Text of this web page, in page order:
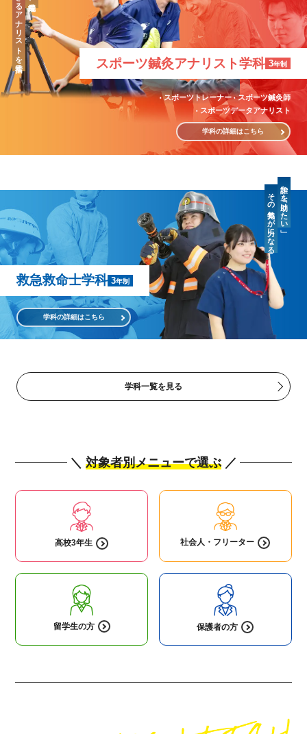
スポーツ鍼灸アナリスト学科 3年制
スポーツトレーナー
スポーツ鍼灸師
スポーツデータアナリスト
学科の詳細はこちら
救急救命士学科 3年制
学科の詳細はこちら
誰かを「助けたい」
その気持ちが力になる
学科一覧を見る
＼ 対象者別メニューで選ぶ ／
高校3年生 社会人・ フリーター
留学生の方 保護者の方